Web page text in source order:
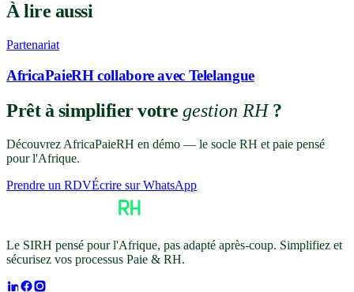
À lire aussi
Partenariat
AfricaPaieRH collabore avec Telelangue
Prêt à simplifier votregestion RH?
Découvrez AfricaPaieRH en démo — le socle RH et paie pensé
pour l'Afrique.
Prendre un RDVÉcrire sur WhatsApp
Le SIRH pensé pour l'Afrique, pas adapté après-coup. Simplifiez et
sécurisez vos processus Paie & RH.